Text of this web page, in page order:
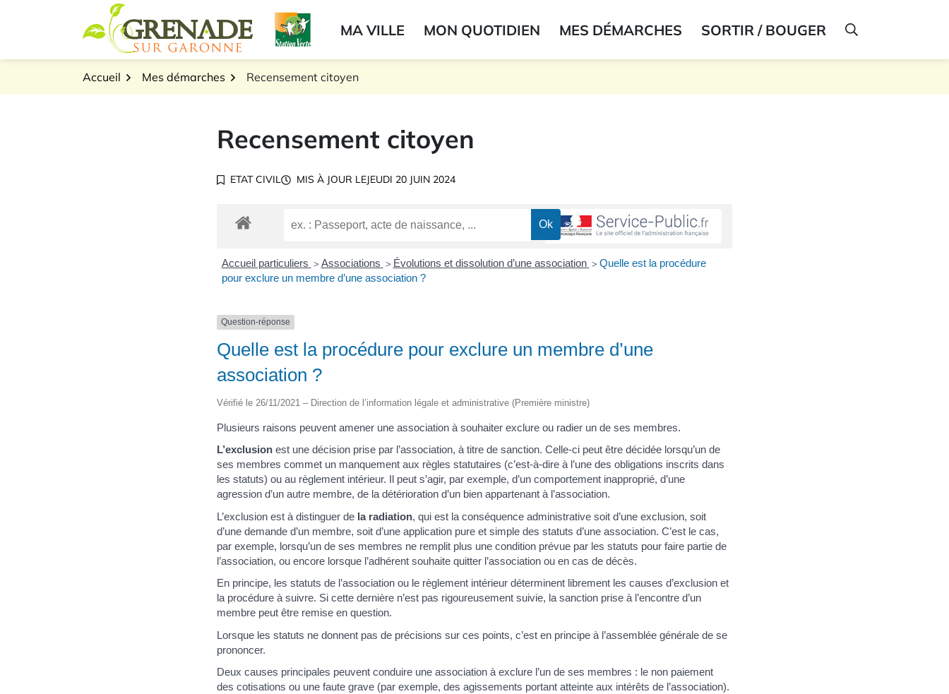
Logo Grenade sur GaronneMA VILLE MON QUOTIDIEN MES DÉMARCHES SORTIR / BOUGER AFFICHER LA
Accueil Mes démarches Recensement citoyen
Recensement citoyen
ETAT CIVIL MIS À JOUR LEJEUDI 20 JUIN 2024
Accueil particuliers > Associations > Évolutions et dissolution d’une association > Quelle est la procédure
pour exclure un membre d’une association ?
Question-réponse
Quelle est la procédure pour exclure un membre d’une
association ?
Vérifié le 26/11/2021 – Direction de l’information légale et administrative (Première ministre)
Plusieurs raisons peuvent amener une association à souhaiter exclure ou radier un de ses membres.
L’exclusion est une décision prise par l’association, à titre de sanction. Celle-ci peut être décidée lorsqu’un de
ses membres commet un manquement aux règles statutaires (c’est-à-dire à l’une des obligations inscrits dans
les statuts) ou au règlement intérieur. Il peut s’agir, par exemple, d’un comportement inapproprié, d’une
agression d’un autre membre, de la détérioration d’un bien appartenant à l’association.
L’exclusion est à distinguer de la radiation, qui est la conséquence administrative soit d’une exclusion, soit
d’une demande d’un membre, soit d’une application pure et simple des statuts d’une association. C’est le cas,
par exemple, lorsqu’un de ses membres ne remplit plus une condition prévue par les statuts pour faire partie de
l’association, ou encore lorsque l’adhérent souhaite quitter l’association ou en cas de décès.
En principe, les statuts de l’association ou le règlement intérieur déterminent librement les causes d’exclusion et
la procédure à suivre. Si cette dernière n’est pas rigoureusement suivie, la sanction prise à l’encontre d’un
membre peut être remise en question.
Lorsque les statuts ne donnent pas de précisions sur ces points, c’est en principe à l’assemblée générale de se
prononcer.
Deux causes principales peuvent conduire une association à exclure l’un de ses membres : le non paiement
des cotisations ou une faute grave (par exemple, des agissements portant atteinte aux intérêts de l’association).